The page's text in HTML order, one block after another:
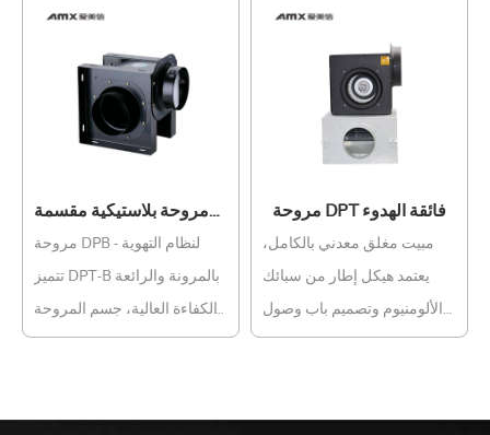
ظروف التشغيل لتوفير استهلاك بجودة عالية ، تحسين أداء
التهوية، خفض دوران المكره
لتقليل الضوضاء، لتستمتع
مروحة بلاستيكية مقسمة
مروحة DPB لنظام التهوية -
تتميز DPT-B بالمرونة والرائعة
والكفاءة العالية، جسم المروحة
المكعبة الصغيرة مناسب
مروحة DPT فائقة الهدوء
مبيت مغلق معدني بالكامل،
يعتمد هيكل إطار من سبائك
الألومنيوم وتصميم باب وصول
مزدوج، سهل الفك والصيانة،